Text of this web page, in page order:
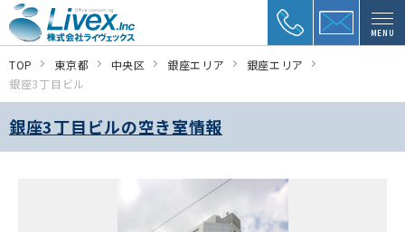
MENU
TOP 東京都 中央区 銀座エリア
銀座エリア
銀座3丁目ビル
銀座3丁目ビルの空き室情報